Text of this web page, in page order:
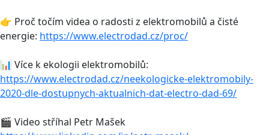
👉 Proč točím videa o radosti z elektromobilů a čisté
energie: https://www.electrodad.cz/proc/
📊 Více k ekologii elektromobilů:
https://www.electrodad.cz/neekologicke-elektromobily-
2020-dle-dostupnych-aktualnich-dat-electro-dad-69/
🎬 Video stříhal Petr Mašek